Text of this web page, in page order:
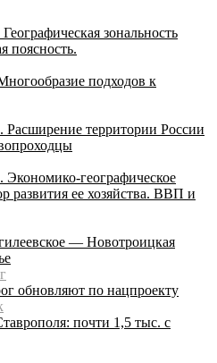
зональность
поясность.
подходов к
территории России
географическое
развития ее хозяйства. ВВП и
— Новотроицкая
обновляют по нацпроекту
почти 1,5 тыс. с